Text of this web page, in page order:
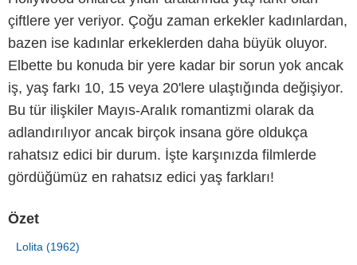
çiftlere yer veriyor. Çoğu zaman erkekler kadınlardan,
bazen ise kadınlar erkeklerden daha büyük oluyor.
Elbette bu konuda bir yere kadar bir sorun yok ancak
iş, yaş farkı 10, 15 veya 20'lere ulaştığında değişiyor.
Bu tür ilişkiler Mayıs-Aralık romantizmi olarak da
adlandırılıyor ancak birçok insana göre oldukça
rahatsız edici bir durum. İşte karşınızda filmlerde
gördüğümüz en rahatsız edici yaş farkları!
Özet
Lolita (1962)